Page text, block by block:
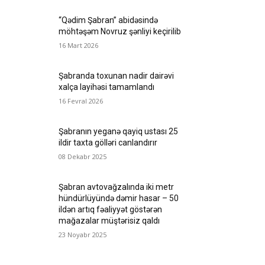
“Qədim Şabran” abidəsində
möhtəşəm Novruz şənliyi keçirilib
16 Mart 2026
Şabranda toxunan nadir dairəvi
xalça layihəsi tamamlandı
16 Fevral 2026
Şabranın yeganə qayiq ustası 25
ildir taxta gölləri canlandırır
08 Dekabr 2025
Şabran avtovağzalında iki metr
hündürlüyündə dəmir hasar – 50
ildən artıq fəaliyyət göstərən
mağazalar müştərisiz qaldı
23 Noyabr 2025